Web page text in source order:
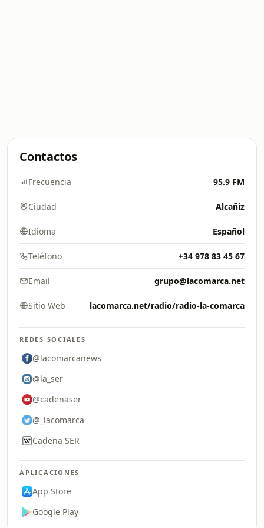
Contactos
Frecuencia 95.9 FM
Ciudad Alcañiz
Idioma Español
Teléfono +34 978 83 45 67
Email grupo@lacomarca.net
Sitio Web lacomarca.net/radio/radio-la-comarca
REDES SOCIALES
@lacomarcanews
@la_ser
@cadenaser
@_lacomarca
Cadena SER
APLICACIONES
App Store
Google Play